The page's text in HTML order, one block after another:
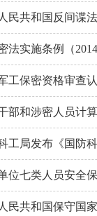
民共和国反间谍
法实施条例（
工保密资格审查
部和涉密人员计
工局发布《国防
位七类人员安全
民共和国保守国